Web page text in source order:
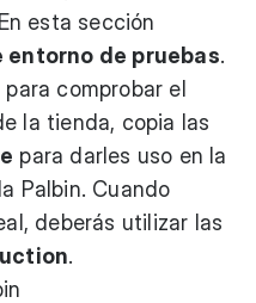
esta sección
entorno de pruebas.
comprobar el
la tienda, copia las
para darles uso en la
Palbin. Cuando
deberás utilizar las
.